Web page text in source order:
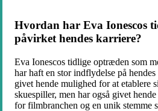
Hvordan har Eva Ionescos
påvirket hendes karriere?
Eva Ionescos tidlige optræden som
har haft en stor indflydelse på
givet hende mulighed for at etablere
skuespiller, men har også givet
for filmbranchen og en unik stemme